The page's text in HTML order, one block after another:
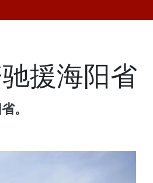
援海阳省
。